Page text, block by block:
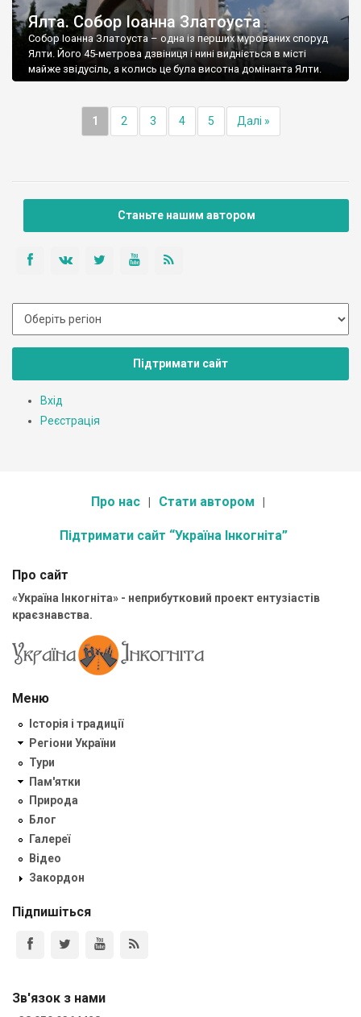
Ялта. Собор Іоанна Златоуста
Собор Іоанна Златоуста – одна із перших мурованих споруд
Ялти. Його 45-метрова дзвіниця і нині видніється в місті
майже звідусіль, а колись це була висотна домінанта Ялти.
1 2 3 4 5 Далі »
Станьте нашим автором
Підтримати сайт
Вхід
Реєстрація
Про нас Стати автором
Підтримати сайт “Україна Інкогніта”
Про сайт
«Україна Інкогніта» - неприбутковий проект ентузіастів
краєзнавства.
Меню
Історія і традиції
Регіони України
Тури
Пам'ятки
Природа
Блог
Галереї
Відео
Закордон
Підпишіться
Зв'язок з нами